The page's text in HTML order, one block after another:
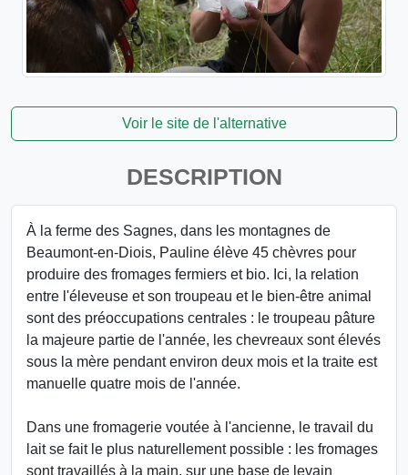
Voir le site de l'alternative
DESCRIPTION
À la ferme des Sagnes, dans les montagnes de
Beaumont-en-Diois, Pauline élève 45 chèvres pour
produire des fromages fermiers et bio. Ici, la relation
entre l'éleveuse et son troupeau et le bien-être animal
sont des préoccupations centrales : le troupeau pâture
la majeure partie de l'année, les chevreaux sont élevés
sous la mère pendant environ deux mois et la traite est
manuelle quatre mois de l'année.
Dans une fromagerie voutée à l'ancienne, le travail du
lait se fait le plus naturellement possible : les fromages
sont travaillés à la main, sur une base de levain